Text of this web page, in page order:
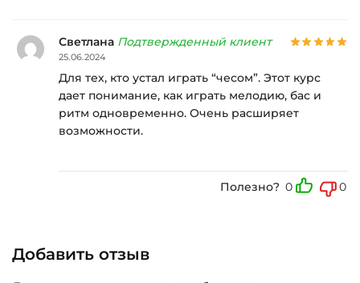
Светлана Подтвержденный клиент
25.06.2024
Для тех, кто устал играть “чесом”. Этот курс
дает понимание, как играть мелодию, бас и
ритм одновременно. Очень расширяет
возможности.
Полезно? 0 0
Добавить отзыв